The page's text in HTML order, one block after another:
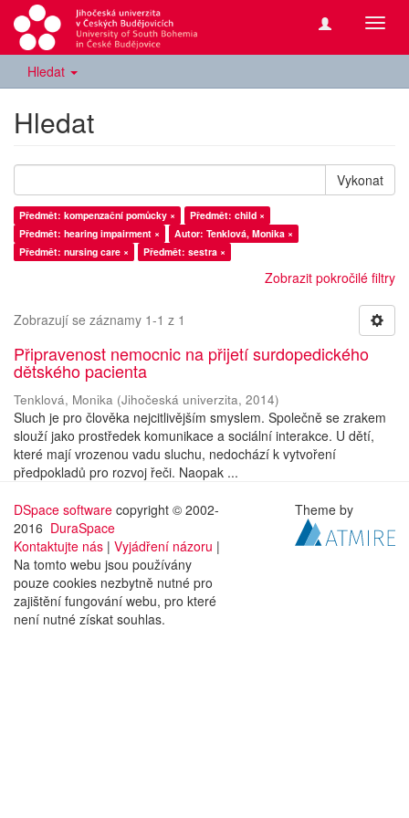
Hledat
Hledat
Vykonat
Předmět: kompenzační pomůcky ×
Předmět: child ×
Předmět: hearing impairment ×
Autor: Tenklová, Monika ×
Předmět: nursing care ×
Předmět: sestra ×
Zobrazit pokročilé filtry
Zobrazují se záznamy 1-1 z 1
Připravenost nemocnic na přijetí surdopedického
dětského pacienta
Tenklová, Monika (Jihočeská univerzita, 2014)
Sluch je pro člověka nejcitlivějším smyslem. Společně se zrakem
slouží jako prostředek komunikace a sociální interakce. U dětí,
které mají vrozenou vadu sluchu, nedochází k vytvoření
předpokladů pro rozvoj řeči. Naopak ...
DSpace software copyright © 2002-
2016 DuraSpace
Kontaktujte nás | Vyjádření názoru |
Na tomto webu jsou používány
pouze cookies nezbytně nutné pro
zajištění fungování webu, pro které
není nutné získat souhlas.
Theme by